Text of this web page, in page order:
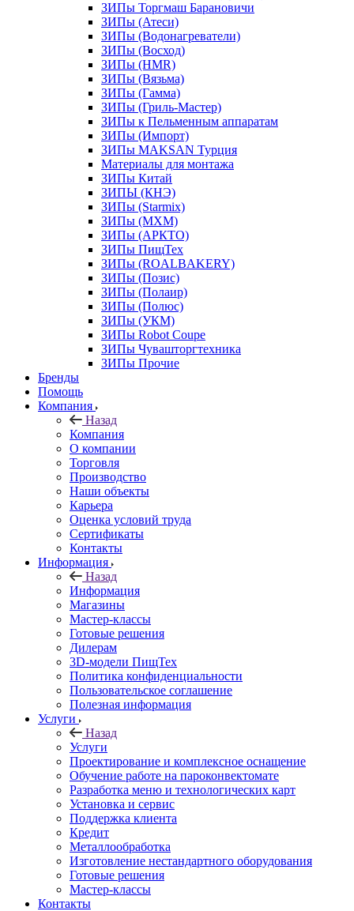
ЗИПы Торгмаш Барановичи
ЗИПы (Атеси)
ЗИПы (Водонагреватели)
ЗИПы (Восход)
ЗИПы (HMR)
ЗИПы (Вязьма)
ЗИПы (Гамма)
ЗИПы (Гриль-Мастер)
ЗИПы к Пельменным аппаратам
ЗИПы (Импорт)
ЗИПы MAKSAN Турция
Материалы для монтажа
ЗИПы Китай
ЗИПЫ (КНЭ)
ЗИПы (Starmix)
ЗИПы (МХМ)
ЗИПы (АРКТО)
ЗИПы ПищТех
ЗИПы (ROALBAKERY)
ЗИПы (Позис)
ЗИПы (Полаир)
ЗИПы (Полюс)
ЗИПы (УКМ)
ЗИПы Robot Coupe
ЗИПы Чувашторгтехника
ЗИПы Прочие
Бренды
Помощь
Компания
Назад
Компания
О компании
Торговля
Производство
Наши объекты
Карьера
Оценка условий труда
Сертификаты
Контакты
Информация
Назад
Информация
Магазины
Мастер-классы
Готовые решения
Дилерам
3D-модели ПищТех
Политика конфиденциальности
Пользовательское соглашение
Полезная информация
Услуги
Назад
Услуги
Проектирование и комплексное оснащение
Обучение работе на пароконвектомате
Разработка меню и технологических карт
Установка и сервис
Поддержка клиента
Кредит
Металлообработка
Изготовление нестандартного оборудования
Готовые решения
Мастер-классы
Контакты